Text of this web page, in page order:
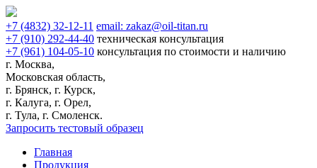
+7 (4832) 32-12-11 email: zakaz@oil-titan.ru
+7 (910) 292-44-40 техническая консультация
+7 (961) 104-05-10 консультация по стоимости и наличию
г. Москва,
Московская область,
г. Брянск, г. Курск,
г. Калуга, г. Орел,
г. Тула, г. Смоленск.
Запросить тестовый образец
Главная
Продукция